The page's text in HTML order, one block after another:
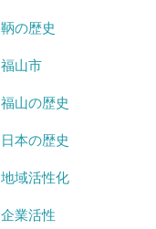
鞆の歴史
福山市
福山の歴史
日本の歴史
地域活性化
企業活性